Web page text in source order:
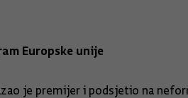
Europske unije
je premijer i podsjetio na